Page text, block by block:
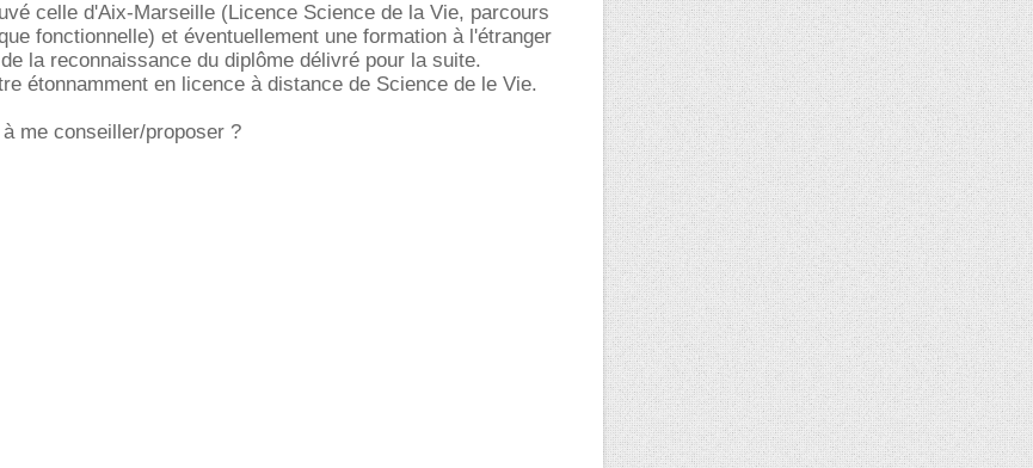
celle d'Aix-Marseille (Licence Science de la Vie, parcours
fonctionnelle) et éventuellement une formation à l'étranger
la reconnaissance du diplôme délivré pour la suite.
étonnamment en licence à distance de Science de le Vie.
me conseiller/proposer ?